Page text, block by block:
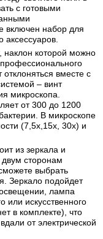
с готовыми
включен набор для
наклон которой можно
вместе с
– винт
микроскопа.
от 300 до 1200
В микроскопе
(7,5x,15x, 30x) и
из зеркала и
сторонам
выбрать
Зеркало подойдет
лампа
или искусственного
в комплекте), что
от электрической